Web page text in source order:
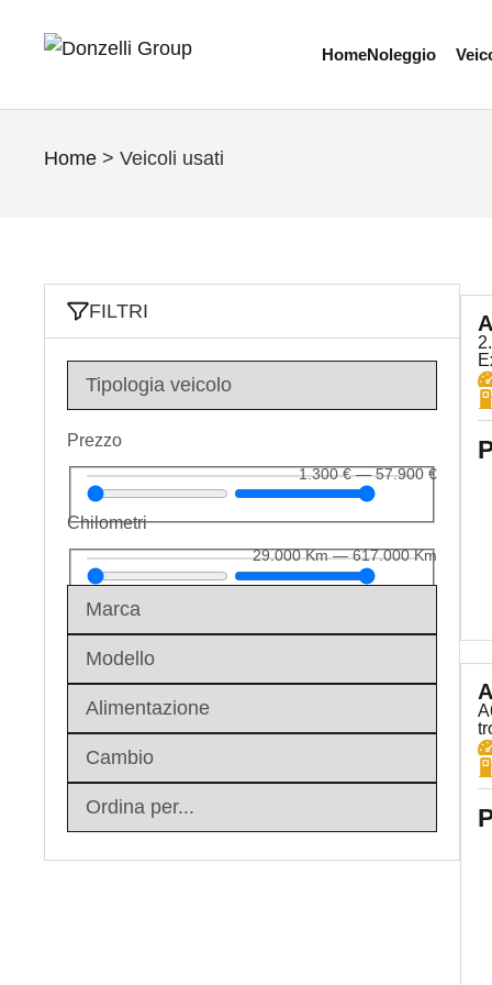
HomeNoleggio
Home > Veicoli usati
FILTRI
Prezzo
1.300€—57.900€
Chilometri
29.000Km—617.000Km